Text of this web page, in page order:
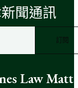
聞通訊
Law